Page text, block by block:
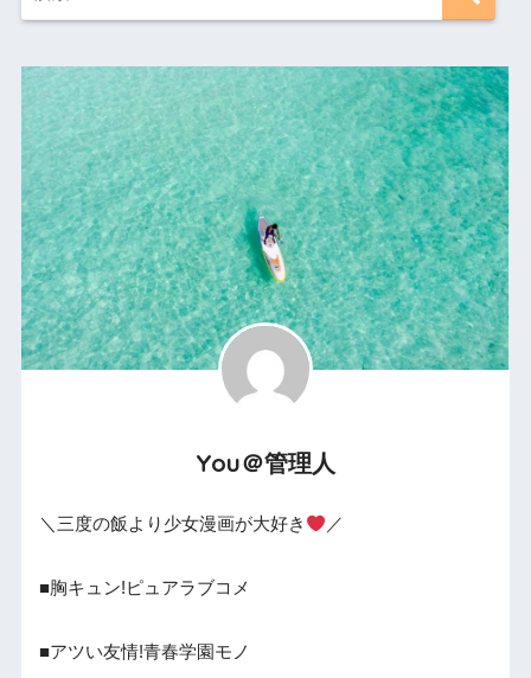
You＠管理人
＼三度の飯より少女漫画が大好き ／
■胸キュン!ピュアラブコメ
■アツい友情!青春学園モノ